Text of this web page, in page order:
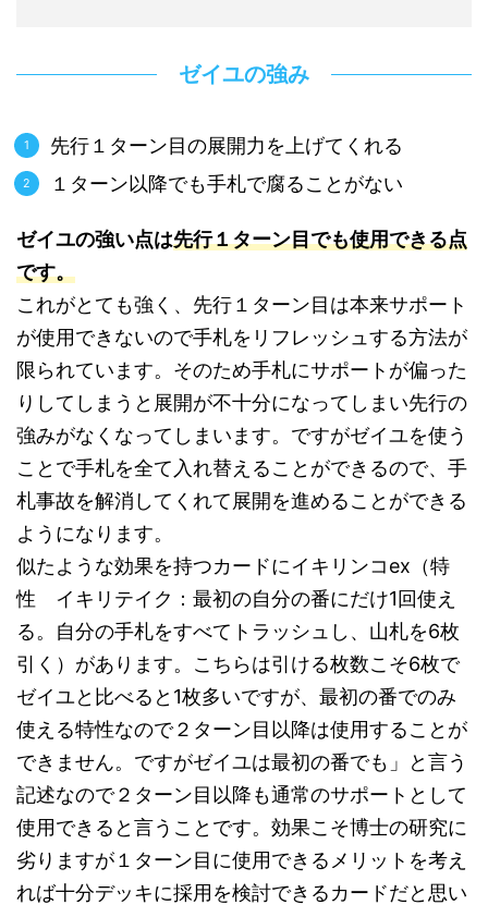
ゼイユの強み
先行１ターン目の展開力を上げてくれる
１ターン以降でも手札で腐ることがない
ゼイユの強い点は先行１ターン目でも使用できる点
です。
これがとても強く、先行１ターン目は本来サポート
が使用できないので手札をリフレッシュする方法が
限られています。そのため手札にサポートが偏った
りしてしまうと展開が不十分になってしまい先行の
強みがなくなってしまいます。ですがゼイユを使う
ことで手札を全て入れ替えることができるので、手
札事故を解消してくれて展開を進めることができる
ようになります。
似たような効果を持つカードにイキリンコex（特
性 イキリテイク：最初の自分の番にだけ1回使え
る。自分の手札をすべてトラッシュし、山札を6枚
引く）があります。こちらは引ける枚数こそ6枚で
ゼイユと比べると1枚多いですが、最初の番でのみ
使える特性なので２ターン目以降は使用することが
できません。ですがゼイユは最初の番でも 」と言う
記述なので２ターン目以降も通常のサポートとして
使用できると言うことです。効果こそ博士の研究に
劣りますが１ターン目に使用できるメリットを考え
れば十分デッキに採用を検討できるカードだと思い